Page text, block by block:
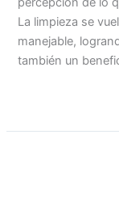
La limpieza se
manejable,
también un